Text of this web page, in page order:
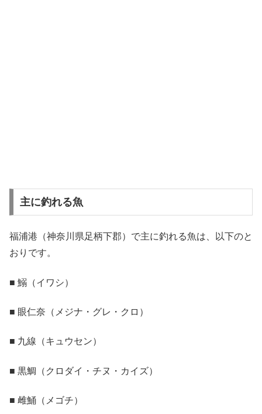
主に釣れる魚
福浦港（神奈川県足柄下郡）で主に釣れる魚は、以下のと
おりです。
■ 鰯（イワシ）
■ 眼仁奈（メジナ・グレ・クロ）
■ 九線（キュウセン）
■ 黒鯛（クロダイ・チヌ・カイズ）
■ 雌鯒（メゴチ）